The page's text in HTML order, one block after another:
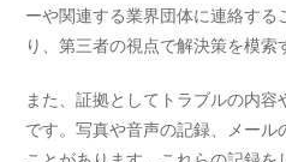
ーや関連する業界団体に連絡する
り、第三者の視点で解決策を模索
また、証拠としてトラブルの内
です。写真や音声の記録、メー